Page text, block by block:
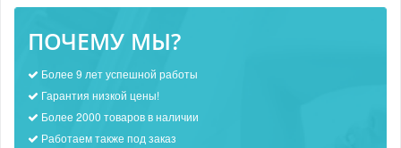
ПОЧЕМУ МЫ?
Более 9 лет успешной работы
Гарантия низкой цены!
Более 2000 товаров в наличии
Работаем также под заказ